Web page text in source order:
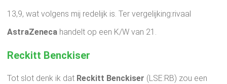
13,9, wat volgens mij redelijk is. Ter vergelijking:rivaal
AstraZeneca handelt op een K/W van 21.
Reckitt Benckiser
Tot slot denk ik dat Reckitt Benckiser (LSE:RB) zou een